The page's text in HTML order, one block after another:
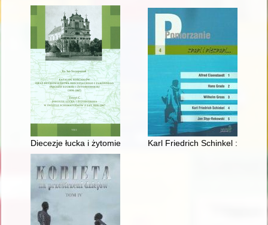
Diecezje łucka i żytomierska w świetle schematyzmów z lat
Karl Friedrich Schinkel :